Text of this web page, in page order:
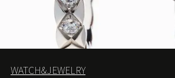
WATCH&JEWELRY